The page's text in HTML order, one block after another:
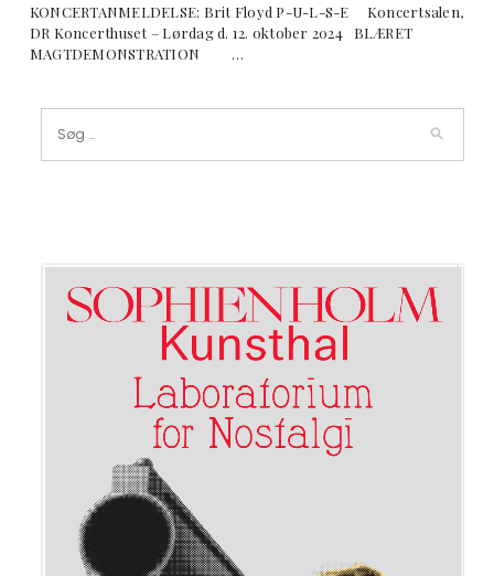
KONCERTANMELDELSE: Brit Floyd P-U-L-S-E Koncertsalen,
DR Koncerthuset – Lørdag d. 12. oktober 2024 BLÆRET
MAGTDEMONSTRATION …